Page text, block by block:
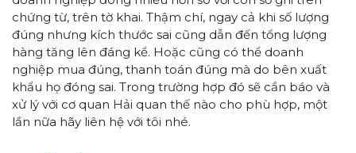
chứng từ, trên tờ khai. Thậm chí, ngay cả khi số lượng
đúng nhưng kích thước sai cũng dẫn đến tổng lượng
hàng tăng lên đáng kể. Hoặc cũng có thể doanh
nghiệp mua đúng, thanh toán đúng mà do bên xuất
khẩu họ đóng sai. Trong trường hợp đó sẽ cần báo và
xử lý với cơ quan Hải quan thế nào cho phù hợp, một
lần nữa hãy liên hệ với tôi nhé.